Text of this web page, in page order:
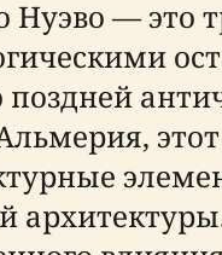
Нуэво — это
поздней